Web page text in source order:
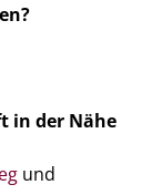
in der Nähe
und